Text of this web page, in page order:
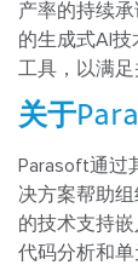
产率的持续
的生成式AI
工具，以满
关于
Parasoft通过
决方案帮助
的技术支持
代码分析和单